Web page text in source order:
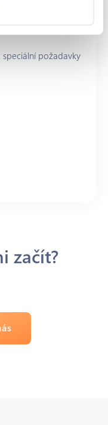
požadavky
začít?